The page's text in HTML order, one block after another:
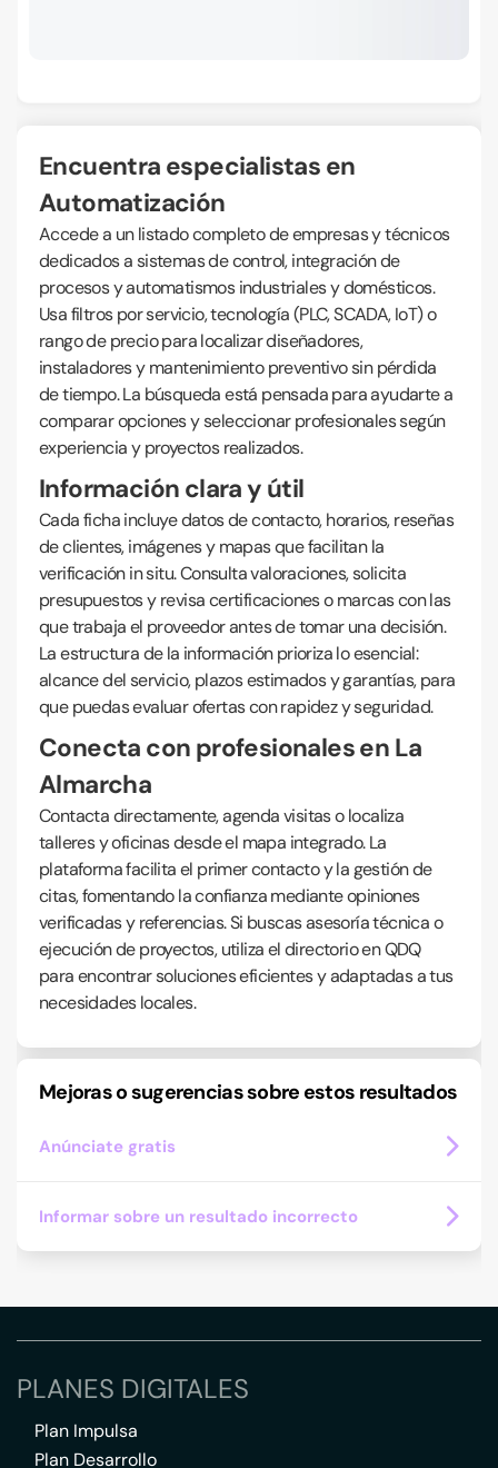
Encuentra especialistas en
Automatización
Accede a un listado completo de empresas y técnicos
dedicados a sistemas de control, integración de
procesos y automatismos industriales y domésticos.
Usa filtros por servicio, tecnología (PLC, SCADA, IoT) o
rango de precio para localizar diseñadores,
instaladores y mantenimiento preventivo sin pérdida
de tiempo. La búsqueda está pensada para ayudarte a
comparar opciones y seleccionar profesionales según
experiencia y proyectos realizados.
Información clara y útil
Cada ficha incluye datos de contacto, horarios, reseñas
de clientes, imágenes y mapas que facilitan la
verificación in situ. Consulta valoraciones, solicita
presupuestos y revisa certificaciones o marcas con las
que trabaja el proveedor antes de tomar una decisión.
La estructura de la información prioriza lo esencial:
alcance del servicio, plazos estimados y garantías, para
que puedas evaluar ofertas con rapidez y seguridad.
Conecta con profesionales en La
Almarcha
Contacta directamente, agenda visitas o localiza
talleres y oficinas desde el mapa integrado. La
plataforma facilita el primer contacto y la gestión de
citas, fomentando la confianza mediante opiniones
verificadas y referencias. Si buscas asesoría técnica o
ejecución de proyectos, utiliza el directorio en QDQ
para encontrar soluciones eficientes y adaptadas a tus
necesidades locales.
Mejoras o sugerencias sobre estos resultados
Anúnciate gratis
Informar sobre un resultado incorrecto
PLANES DIGITALES
Plan Impulsa
Plan Desarrollo